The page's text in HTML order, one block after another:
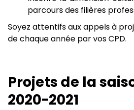
parcours des filières
Soyez attentifs aux appels à
de chaque année par vos CPD.
Projets de la
2020-2021